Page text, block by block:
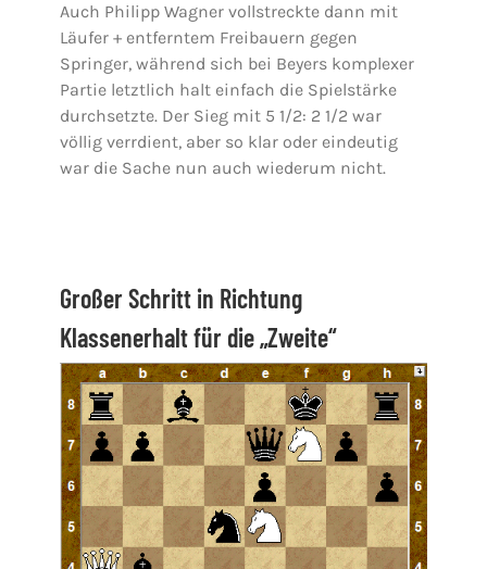
Auch Philipp Wagner vollstreckte dann mit
Läufer + entferntem Freibauern gegen
Springer, während sich bei Beyers komplexer
Partie letztlich halt einfach die Spielstärke
durchsetzte. Der Sieg mit 5 1/2: 2 1/2 war
völlig verrdient, aber so klar oder eindeutig
war die Sache nun auch wiederum nicht.
Großer Schritt in Richtung
Klassenerhalt für die „Zweite“